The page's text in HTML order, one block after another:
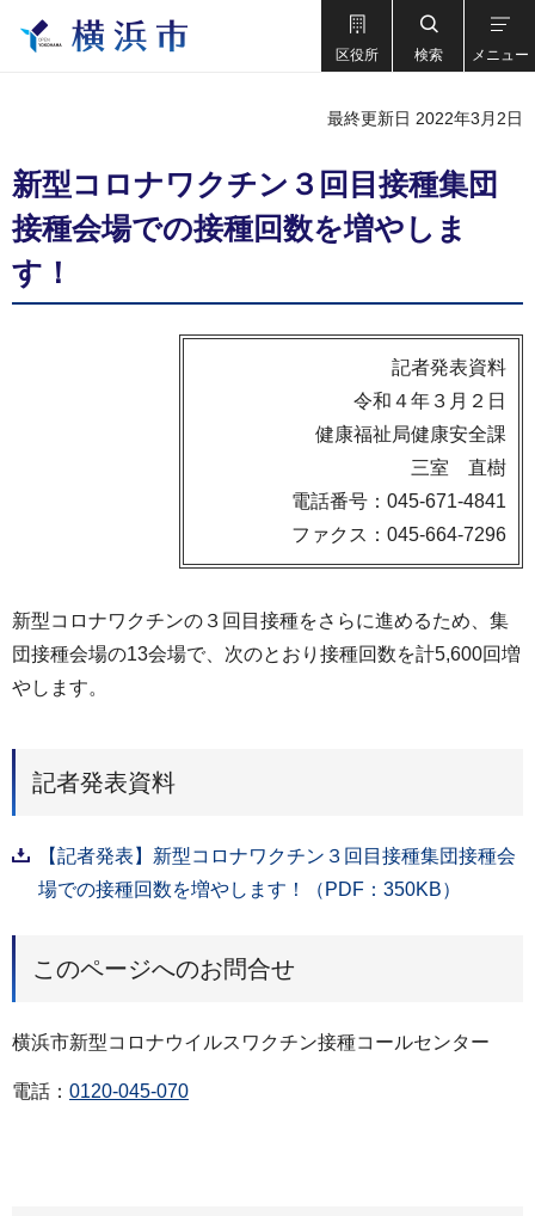
区役所 検索 メニュー
最終更新日 2022年3月2日
新型コロナワクチン３回目接種集団
接種会場での接種回数を増やしま
す！
記者発表資料
令和４年３月２日
健康福祉局健康安全課
三室 直樹
電話番号：045-671-4841
ファクス：045-664-7296
新型コロナワクチンの３回目接種をさらに進めるため、集
団接種会場の13会場で、次のとおり接種回数を計5,600回増
やします。
記者発表資料
【記者発表】新型コロナワクチン３回目接種集団接種会
場での接種回数を増やします！（PDF：350KB）
このページへのお問合せ
横浜市新型コロナウイルスワクチン接種コールセンター
電話： 0120-045-070